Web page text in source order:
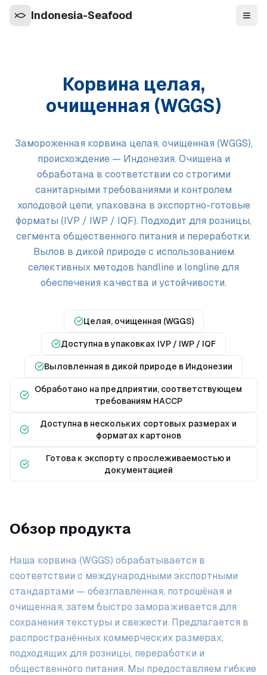
Indonesia-Seafood
Корвина целая,
очищенная (WGGS)
Замороженная корвина целая, очищенная (WGGS),
происхождение — Индонезия. Очищена и
обработана в соответствии со строгими
санитарными требованиями и контролем
холодовой цепи, упакована в экспортно-готовые
форматы (IVP / IWP / IQF). Подходит для розницы,
сегмента общественного питания и переработки.
Вылов в дикой природе с использованием
селективных методов handline и longline для
обеспечения качества и устойчивости.
Целая, очищенная (WGGS)
Доступна в упаковках IVP / IWP / IQF
Выловленная в дикой природе в Индонезии
Обработано на предприятии, соответствующем
требованиям HACCP
Доступна в нескольких сортовых размерах и
форматах картонов
Готова к экспорту с прослеживаемостью и
документацией
Обзор продукта
Наша корвина (WGGS) обрабатывается в
соответствии с международными экспортными
стандартами — обезглавленная, потрошёная и
очищенная, затем быстро замораживается для
сохранения текстуры и свежести. Предлагается в
распространённых коммерческих размерах,
подходящих для розницы, переработки и
общественного питания. Мы предоставляем гибкие